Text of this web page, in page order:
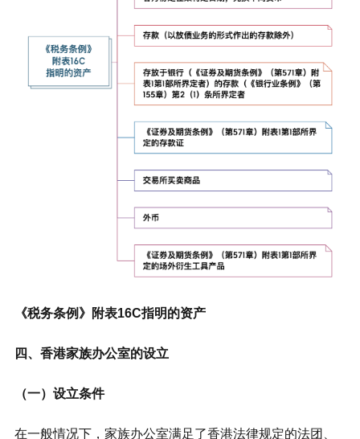
《税务条例》附表16C指明的资产
四、香港家族办公室的设立
（一）设立条件
在一般情况下，家族办公室满足了香港法律规定的法团、